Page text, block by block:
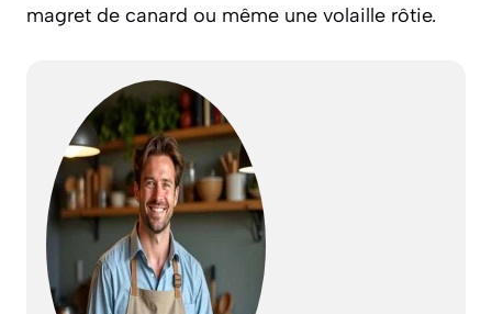
magret de canard ou même une volaille rôtie.